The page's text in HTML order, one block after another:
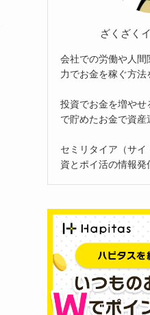
ざくざく
会社での労働や人間
力でお金を稼ぐ方法
投資でお金を増や
で貯めたお金で資産
セミリタイア（サ
資とポイ活の情報発